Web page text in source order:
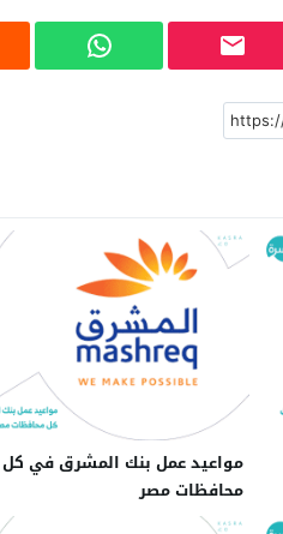
مواعيد عمل بنك المشرق في كل
محافظات مصر